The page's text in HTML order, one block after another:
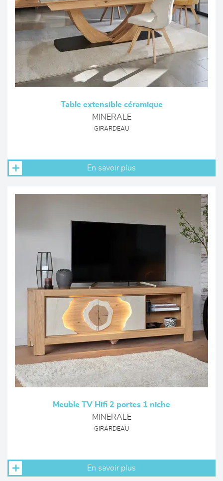
Table extensible céramique
MINERALE
GIRARDEAU
En savoir plus
Meuble TV Hifi 2 portes 1 niche
MINERALE
GIRARDEAU
En savoir plus